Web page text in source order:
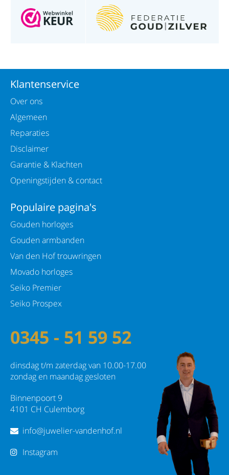
Klantenservice
Over ons
Algemeen
Reparaties
Disclaimer
Garantie & Klachten
Openingstijden & contact
Populaire pagina's
Gouden horloges
Gouden armbanden
Van den Hof trouwringen
Movado horloges
Seiko Premier
Seiko Prospex
0345 - 51 59 52
dinsdag t/m zaterdag van 10.00-17.00
zondag en maandag gesloten
Binnenpoort 9
4101 CH Culemborg
info@juwelier-vandenhof.nl
Instagram